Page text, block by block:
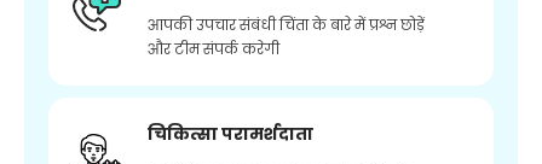
आपकी उपचार संबंधी चिंता के बारे में प्रश्न छोड़ें
और टीम संपर्क करेगी
चिकित्सा परामर्शदाता